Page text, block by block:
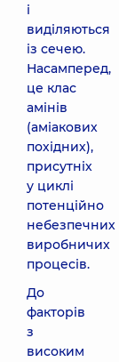
і
виділяються
із сечею.
Насамперед,
це клас
амінів
(аміакових
похідних),
присутніх
у циклі
потенційно
небезпечних
виробничих
процесів.
До
факторів
з
високим